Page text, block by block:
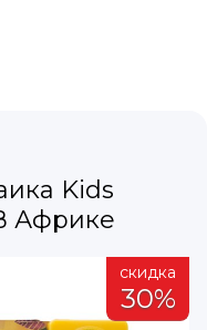
Kids
Африке
скидка
30%